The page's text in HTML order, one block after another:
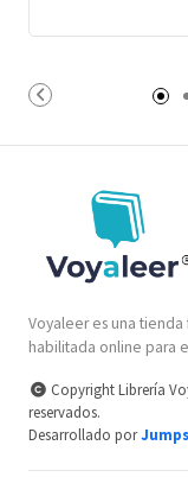
Voyaleer es una
habilitada online para
Copyright Librería
reservados.
Desarrollado por